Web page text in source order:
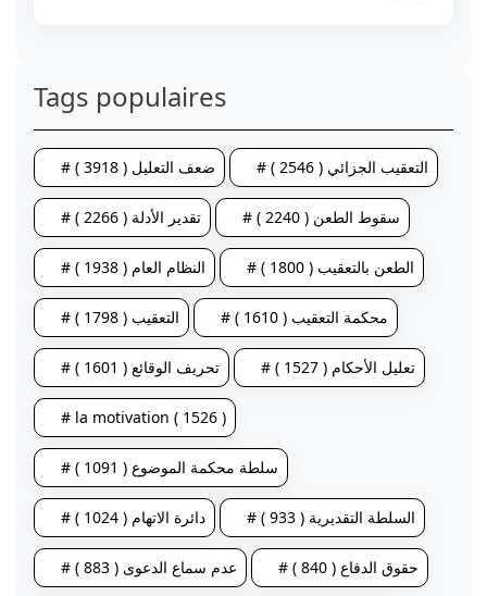
Tags populaires
# ضعف التعليل ( 3918 ) # التعقيب الجزائي ( 2546 )
# تقدير الأدلة ( 2266 ) # سقوط الطعن ( 2240 )
# النظام العام ( 1938 ) # الطعن بالتعقيب ( 1800 )
# التعقيب ( 1798 ) # محكمة التعقيب ( 1610 )
# تحريف الوقائع ( 1601 ) # تعليل الأحكام ( 1527 )
# la motivation ( 1526 )
# سلطة محكمة الموضوع ( 1091 )
# دائرة الاتهام ( 1024 ) # السلطة التقديرية ( 933 )
# عدم سماع الدعوى ( 883 ) # حقوق الدفاع ( 840 )